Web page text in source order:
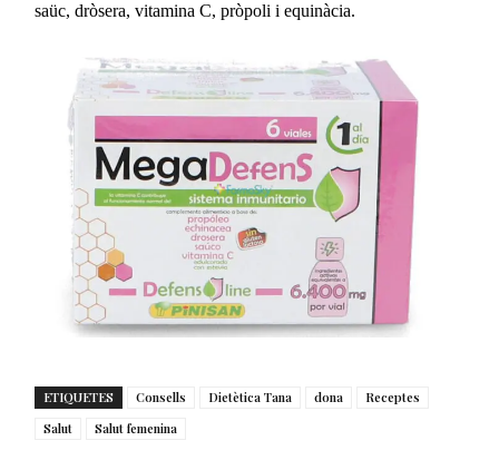
saüc, dròsera, vitamina C, pròpoli i equinàcia.
ETIQUETES Consells Dietètica Tana dona
Receptes
Salut
Salut femenina